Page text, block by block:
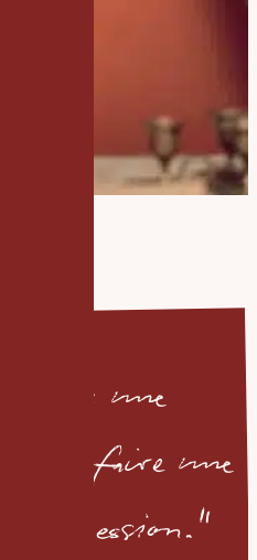
jamais une
de faire une
impression."